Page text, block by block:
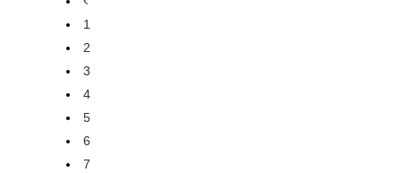
1
2
3
4
5
6
7